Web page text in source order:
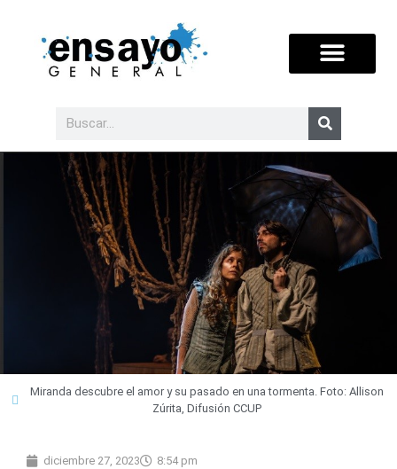
Miranda descubre el amor y su pasado en una tormenta. Foto: Allison
Zúrita, Difusión CCUP
diciembre 27, 2023 8:54 pm